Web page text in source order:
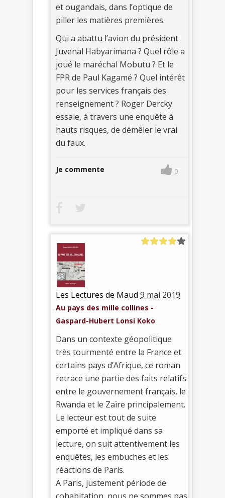
et ougandais, dans l’optique de
piller les matières premières.
Qui a abattu l’avion du président
Juvenal Habyarimana ? Quel rôle a
joué le maréchal Mobutu ? Et le
FPR de Paul Kagamé ? Quel intérêt
pour les services français des
renseignement ? Roger Dercky
essaie, à travers une enquête à
hauts risques, de démêler le vrai
du faux.
Je commente 0
Les Lectures de Maud 9 mai 2019
Au pays des mille collines -
Gaspard-Hubert Lonsi Koko
Dans un contexte géopolitique
très tourmenté entre la France et
certains pays d’Afrique, ce roman
retrace une partie des faits relatifs
entre le gouvernement français, le
Rwanda et le Zaïre principalement.
Le lecteur est tout de suite
emporté et impliqué dans sa
lecture, on suit attentivement les
enquêtes, les embuches et les
réactions de Paris.
A Paris, justement période de